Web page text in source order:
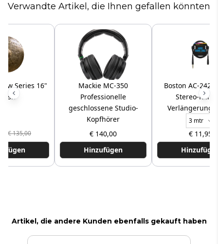
Verwandte Artikel, die Ihnen gefallen könnten
Series 16"
€ 135,00
Mackie MC-350
Professionelle
geschlossene Studio-
Kopfhörer
€ 140,00
Hinzufügen
Boston AC-242
Stereo-
3 mtr
€ 11,95
Artikel, die andere Kunden ebenfalls gekauft haben